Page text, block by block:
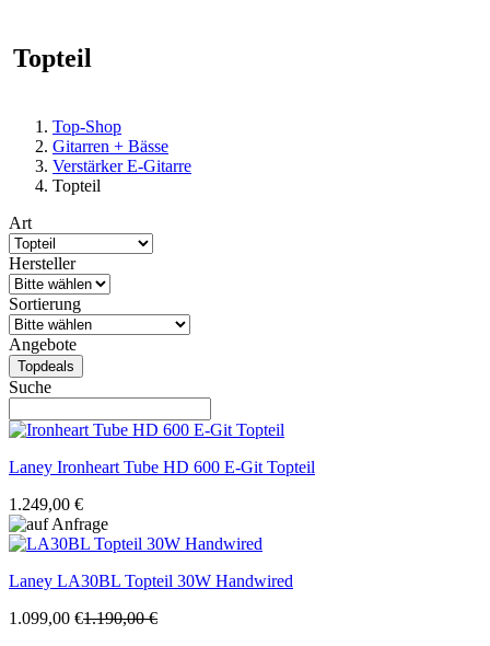
Topteil
Top-Shop
Gitarren + Bässe
Verstärker E-Gitarre
Topteil
Art
Hersteller
Sortierung
Angebote
Topdeals
Suche
Laney Ironheart Tube HD 600 E-Git Topteil
1.249,00 €
Laney LA30BL Topteil 30W Handwired
1.099,00 €1.190,00 €